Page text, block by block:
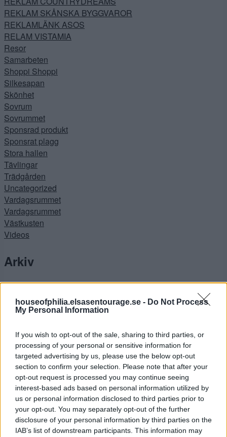
houseofphilia.elsasentourage.se - Do Not Process
My Personal Information
If you wish to opt-out of the sale, sharing to third parties, or
processing of your personal or sensitive information for
targeted advertising by us, please use the below opt-out
section to confirm your selection. Please note that after your
opt-out request is processed you may continue seeing
interest-based ads based on personal information utilized by
us or personal information disclosed to third parties prior to
your opt-out. You may separately opt-out of the further
disclosure of your personal information by third parties on the
IAB’s list of downstream participants. This information may
REKLAM SKÅNSKA BYGGVAROR
REKLAMLÄNK ASOS
RELAM VISTAMIA
Resor
Samarbeten
Shoppi Shoppi
Silkesapan
Skönhet
Sovrum
Sovrummet
Sponsrad produkt
Sponsrat plagg
Stora hallen
Tävlingar
Trädgården
Uncategorized
Vardagsrummet
Vardagsrummet
Västkusten
Videos
Arkiv
juni 2023
maj 2023
april 2023
februari 2023
januari 2023
december 2022
november 2022
oktober 2022
september 2022
augusti 2022
juli 2022
juni 2022